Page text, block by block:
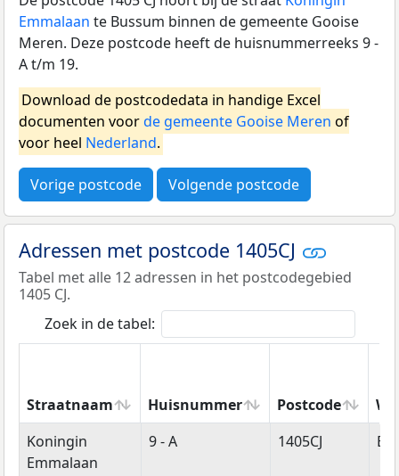
Emmalaan te Bussum binnen de gemeente Gooise
Meren. Deze postcode heeft de huisnummerreeks 9 -
A t/m 19.
Download de postcodedata in handige Excel
documenten voorde gemeente Gooise Meren of
voor heel Nederland.
Vorige postcode Volgende postcode
Adressen met postcode 1405CJ
Tabel met alle 12 adressen in het postcodegebied
1405 CJ.
Zoek in de tabel:
Straatnaam Huisnummer Postcode
Straatnaam
Huisnummer Postcode
Koningin
Emmalaan
9 - A 1405CJ